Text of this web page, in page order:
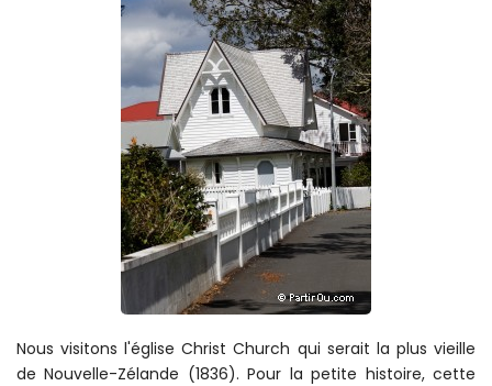
Nous visitons l'église Christ Church qui serait la plus vieille
de Nouvelle-Zélande (1836). Pour la petite histoire, cette